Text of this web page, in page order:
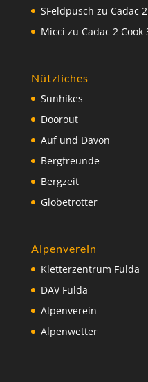
SFeldpusch zu Cadac
Micci zu Cadac 2 Cook
Nützliches
Sunhikes
Doorout
Auf und Davon
Bergfreunde
Bergzeit
Globetrotter
Alpenverein
Kletterzentrum Fulda
DAV Fulda
Alpenverein
Alpenwetter